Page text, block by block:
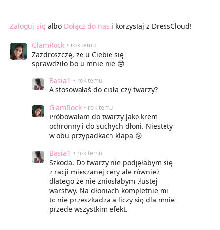
Zaloguj się albo Dołącz do nas i korzystaj z DressCloud!
GlamRock • rok temu
Zazdroszczę, że u Ciebie się
sprawdziło bo u mnie nie 😢
Basia1 • rok temu
A stosowałaś do ciała czy twarzy?
GlamRock • rok temu
Próbowałam do twarzy jako krem
ochronny i do suchych dłoni. Niestety
w obu przypadkach klapa 😢
Basia1 • rok temu
Szkoda. Do twarzy nie podjęłabym się
z racji mieszanej cery ale również
dlatego że nie zniosłabym tłustej
warstwy. Na dłoniach kompletnie mi
to nie przeszkadza a liczy się dla mnie
przede wszystkim efekt.